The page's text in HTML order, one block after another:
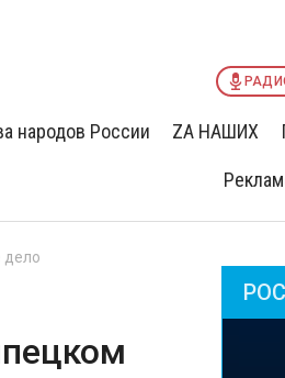
народов России ZА НАШИХ
дело